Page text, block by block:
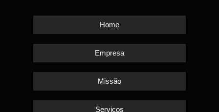
Home
Empresa
Missão
Serviços